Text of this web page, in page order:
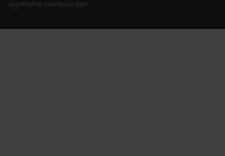
algemene voorwaarden